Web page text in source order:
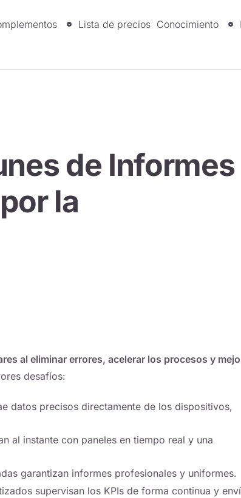
Lista de precios Conocimiento
de Informes
la
al eliminar errores, acelerar los procesos y
desafíos:
datos precisos directamente de los dispositivos,
al instante con paneles en tiempo real y una
garantizan informes profesionales y uniformes.
supervisan los KPIs de forma continua y